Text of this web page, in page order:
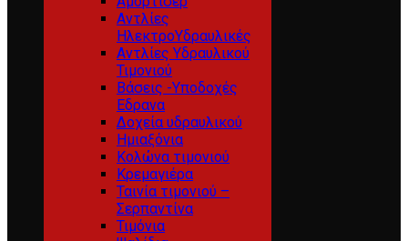
Αντλίες
ΗλεκτροΥδραυλικές
Αντλίες Υδραυλικού
Τιμονιού
Βάσεις -Υποδοχές
Εδρανα
Δοχεία υδραυλικού
Ημιαξόνια
Κολώνα τιμονιού
Κρεμαγιέρα
Ταινία τιμονιού –
Σερπαντίνα
Τιμόνια